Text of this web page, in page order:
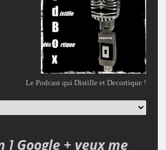
Le Podcast qui Distille et Decortique !
Google + veux me